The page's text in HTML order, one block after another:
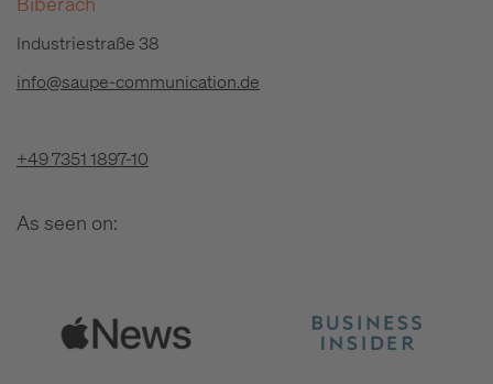
Industriestraße 38
info@saupe-communication.de
+49 7351 1897-10
As seen on: